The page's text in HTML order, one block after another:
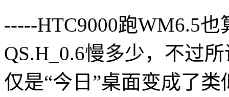
-----HTC9000跑WM6.5
QS.H_0.6慢多少，不过
仅是“今日”桌面变成了